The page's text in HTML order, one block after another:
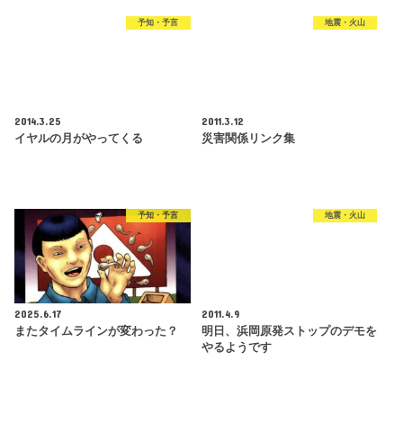
予知・予言
2014.3.25
イヤルの月がやってくる
地震・火山
2011.3.12
災害関係リンク集
予知・予言
2025.6.17
またタイムラインが変わった？
地震・火山
2011.4.9
明日、浜岡原発ストップのデモを
やるようです